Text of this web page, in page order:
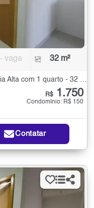
- vaga 32 m²
Apartamento para Alugar na Vila Maria Alta com 1 quarto - 32 m²
R$ 1.750
Condomínio: R$ 150
Contatar